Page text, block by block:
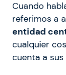
Cuando
referimos a
entidad
cualquier
cuenta a sus